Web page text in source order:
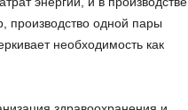
производство одной пары
необходимость как